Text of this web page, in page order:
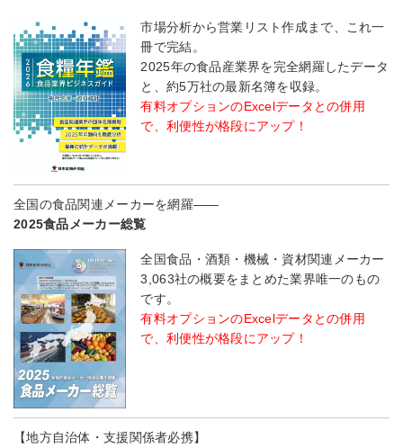
市場分析から営業リスト作成まで、これ一
冊で完結。
2025年の食品産業界を完全網羅したデータ
と、約5万社の最新名簿を収録。
有料オプションのExcelデータとの併用
で、利便性が格段にアップ！
全国の食品関連メーカーを網羅――
2025食品メーカー総覧
全国食品・酒類・機械・資材関連メーカー
3,063社の概要をまとめた業界唯一のもの
です。
有料オプションのExcelデータとの併用
で、利便性が格段にアップ！
【地方自治体・支援関係者必携】